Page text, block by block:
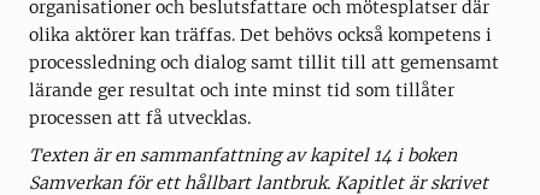
organisationer och beslutsfattare och mötesplatser där
olika aktörer kan träffas. Det behövs också kompetens i
processledning och dialog samt tillit till att gemensamt
lärande ger resultat och inte minst tid som tillåter
processen att få utvecklas.
Texten är en sammanfattning av kapitel 14 i boken
Samverkan för ett hållbart lantbruk. Kapitlet är skrivet